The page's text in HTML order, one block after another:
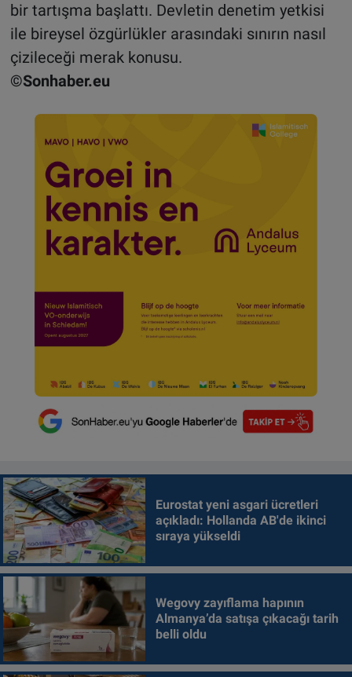
bir tartışma başlattı. Devletin denetim yetkisi
ile bireysel özgürlükler arasındaki sınırın nasıl
çizileceği merak konusu.
©Sonhaber.eu
Eurostat yeni asgari ücretleri
açıkladı: Hollanda AB'de ikinci
sıraya yükseldi
Wegovy zayıflama hapının
Almanya’da satışa çıkacağı tarih
belli oldu